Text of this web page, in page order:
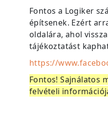
Fontos a Logiker
építsenek. Ezért
oldalára, ahol
tájékoztatást
https://
Fontos! Sajnálatos
felvételi